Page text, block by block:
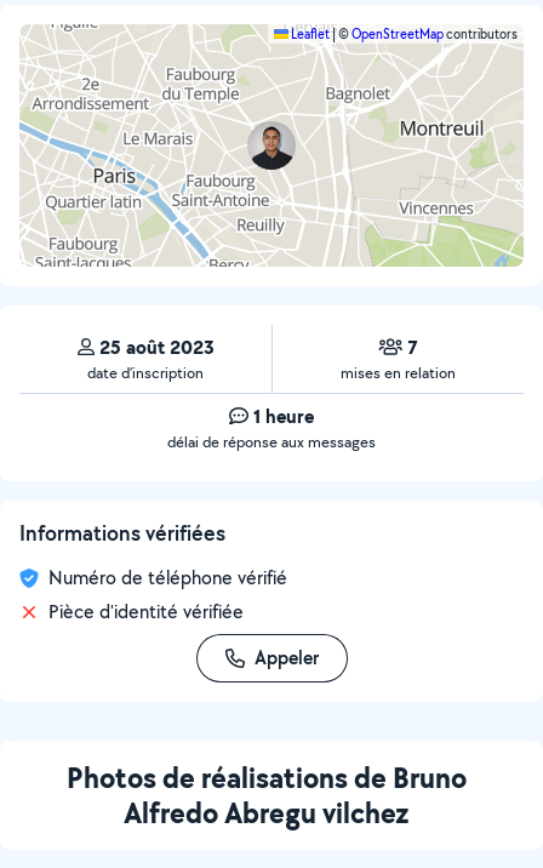
Leaflet|©OpenStreetMapcontributors
25 août 2023
date d’inscription
7
mises en relation
1 heure
délai de réponse aux messages
Informations vérifiées
Numéro de téléphone vérifié
Pièce d'identité vérifiée
Appeler
Photos de réalisations de Bruno
Alfredo Abregu vilchez